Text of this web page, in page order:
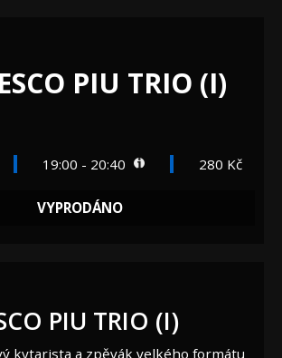
PIU TRIO (I)
19:00 - 20:40 280 Kč
VYPRODÁNO
PIU TRIO (I)
kytarista a zpěvák velkého formátu